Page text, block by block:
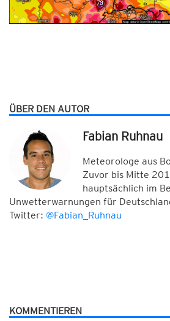
ÜBER DEN AUTOR
Fabian Ruhnau
Meteorologe aus
Zuvor bis Mitte
hauptsächlich im
Unwetterwarnungen für
Twitter: @Fabian_Ruhnau
KOMMENTIEREN